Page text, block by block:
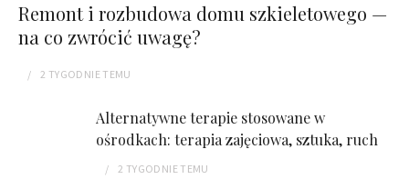
Remont i rozbudowa domu szkieletowego —
na co zwrócić uwagę?
2 TYGODNIE TEMU
Alternatywne terapie stosowane w
ośrodkach: terapia zajęciowa, sztuka, ruch
2 TYGODNIE TEMU